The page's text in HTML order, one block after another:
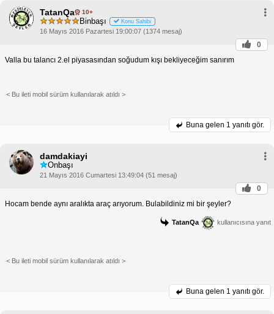
TatanQa 10+
Binbaşı Konu Sahibi
16 Mayıs 2016 Pazartesi 19:00:07 (1374 mesaj)
0
Valla bu talancı 2.el piyasasından soğudum kışı bekliyeceğim sanırım
< Bu ileti mobil sürüm kullanılarak atıldı >
Buna gelen 1 yanıtı gör.
damdakiayi
Onbaşı
21 Mayıs 2016 Cumartesi 13:49:04 (51 mesaj)
0
Hocam bende aynı aralıkta araç arıyorum. Bulabildiniz mi bir şeyler?
TatanQa kullanıcısına yanıt
< Bu ileti mobil sürüm kullanılarak atıldı >
Buna gelen 1 yanıtı gör.